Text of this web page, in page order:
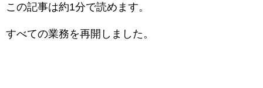
この記事は約1分で読めます。
すべての業務を再開しました。